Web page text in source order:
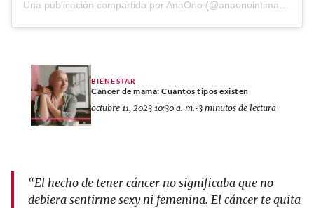
BIENESTAR
Cáncer de mama: Cuántos tipos existen
octubre 11, 2023 10:30 a. m.•3 minutos de lectura
“El hecho de tener cáncer no significaba que no
debiera sentirme sexy ni femenina. El cáncer te quita